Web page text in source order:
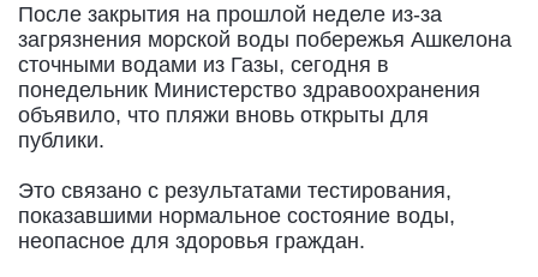
После закрытия на прошлой неделе из-за
загрязнения морской воды побережья Ашкелона
сточными водами из Газы, сегодня в
понедельник Министерство здравоохранения
объявило, что пляжи вновь открыты для
публики.
Это связано с результатами тестирования,
показавшими нормальное состояние воды,
неопасное для здоровья граждан.